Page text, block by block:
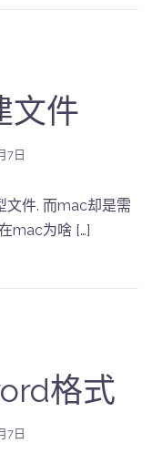
文件
7日
文件. 而mac却是需
mac为啥 […]
格式
7日